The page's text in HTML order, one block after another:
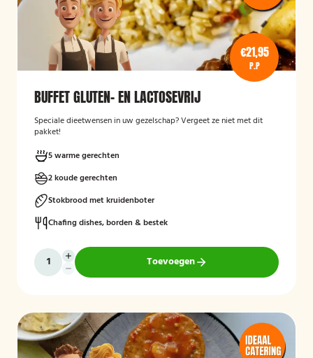
€21,95
P.P
BUFFET GLUTEN- EN LACTOSEVRIJ
Speciale dieetwensen in uw gezelschap? Vergeet ze niet met dit
pakket!
5 warme gerechten
2 koude gerechten
Stokbrood met kruidenboter
Chafing dishes, borden & bestek
Toevoegen